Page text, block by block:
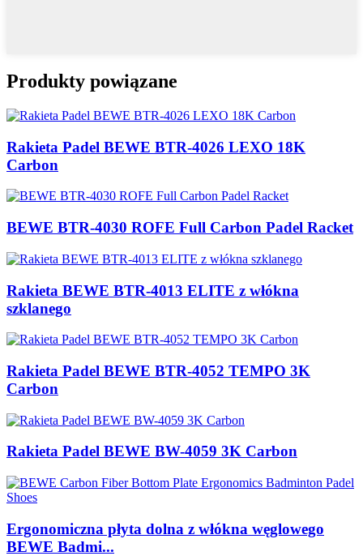
Produkty powiązane
Rakieta Padel BEWE BTR-4026 LEXO 18K
Carbon
BEWE BTR-4030 ROFE Full Carbon Padel Racket
Rakieta BEWE BTR-4013 ELITE z włókna
szklanego
Rakieta Padel BEWE BTR-4052 TEMPO 3K
Carbon
Rakieta Padel BEWE BW-4059 3K Carbon
Ergonomiczna płyta dolna z włókna węglowego
BEWE Badmi...